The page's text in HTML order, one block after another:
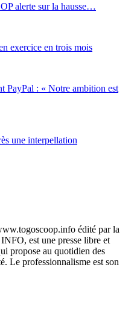
alerte sur la hausse…
exercice en trois mois
PayPal : « Notre ambition est
une interpellation
édité par la
est une presse libre et
propose au quotidien des
Le professionnalisme est son